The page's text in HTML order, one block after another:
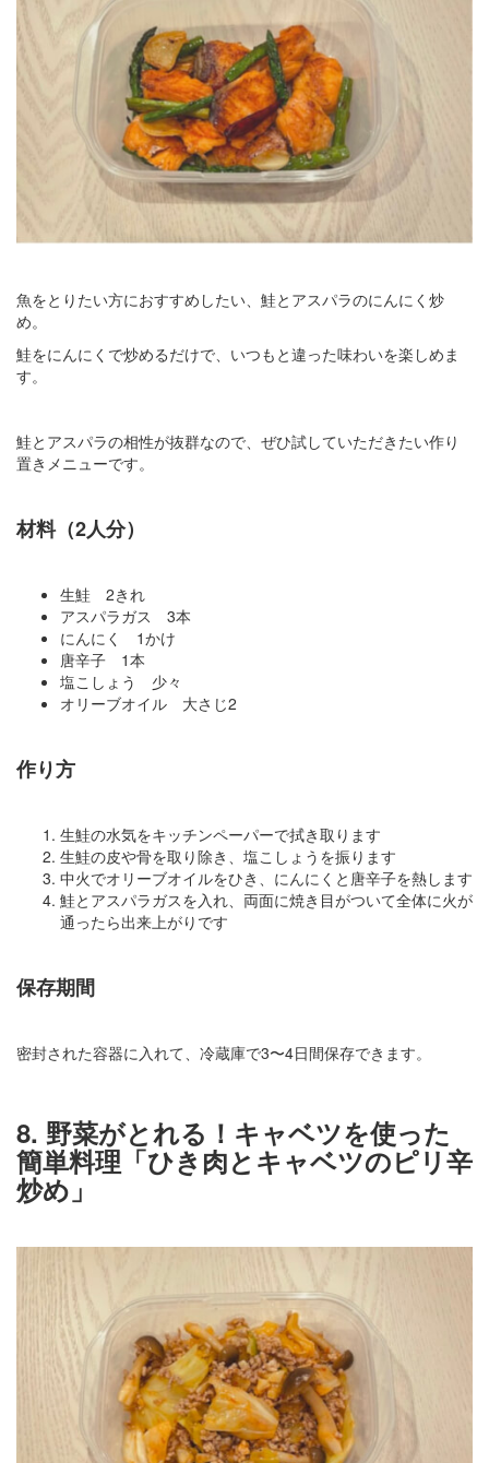
魚をとりたい方におすすめしたい、鮭とアスパラのにんにく炒
め。
鮭をにんにくで炒めるだけで、いつもと違った味わいを楽しめま
す。
鮭とアスパラの相性が抜群なので、ぜひ試していただきたい作り
置きメニューです。
材料（2人分）
生鮭 2きれ
アスパラガス 3本
にんにく 1かけ
唐辛子 1本
塩こしょう 少々
オリーブオイル 大さじ2
作り方
生鮭の水気をキッチンペーパーで拭き取ります
生鮭の皮や骨を取り除き、塩こしょうを振ります
中火でオリーブオイルをひき、にんにくと唐辛子を熱します
鮭とアスパラガスを入れ、両面に焼き目がついて全体に火が
通ったら出来上がりです
保存期間
密封された容器に入れて、冷蔵庫で3〜4日間保存できます。
8. 野菜がとれる！キャベツを使った
簡単料理「ひき肉とキャベツのピリ辛
炒め」